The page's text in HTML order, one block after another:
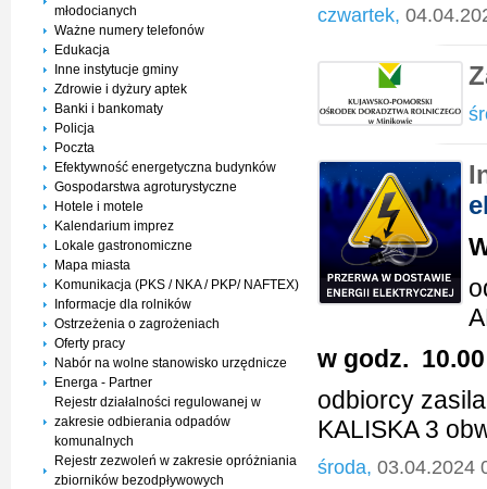
młodocianych
Ważne numery telefonów
Edukacja
Inne instytucje gminy
Zdrowie i dyżury aptek
Banki i bankomaty
Policja
Poczta
Efektywność energetyczna budynków
Gospodarstwa agroturystyczne
Hotele i motele
Kalendarium imprez
Lokale gastronomiczne
Mapa miasta
Komunikacja (PKS / NKA / PKP/ NAFTEX)
Informacje dla rolników
Ostrzeżenia o zagrożeniach
Oferty pracy
Nabór na wolne stanowisko urzędnicze
Energa - Partner
Rejestr działalności regulowanej w
zakresie odbierania odpadów
komunalnych
Rejestr zezwoleń w zakresie opróżniania
zbiorników bezodpływowych
czwartek,
w godz.
odbiorcy
KALISKA 3
środa, 03.04.2024